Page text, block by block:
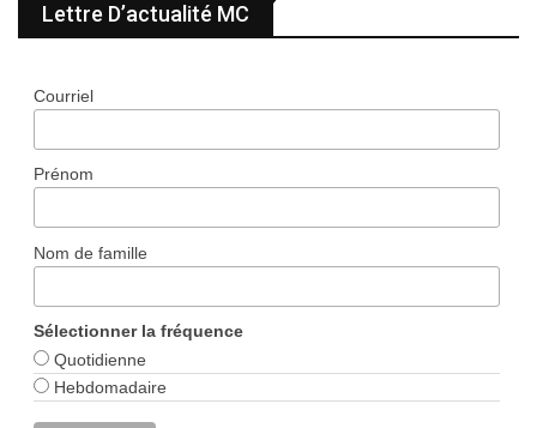
Lettre D’actualité MC
Courriel
Prénom
Nom de famille
Sélectionner la fréquence
Quotidienne
Hebdomadaire